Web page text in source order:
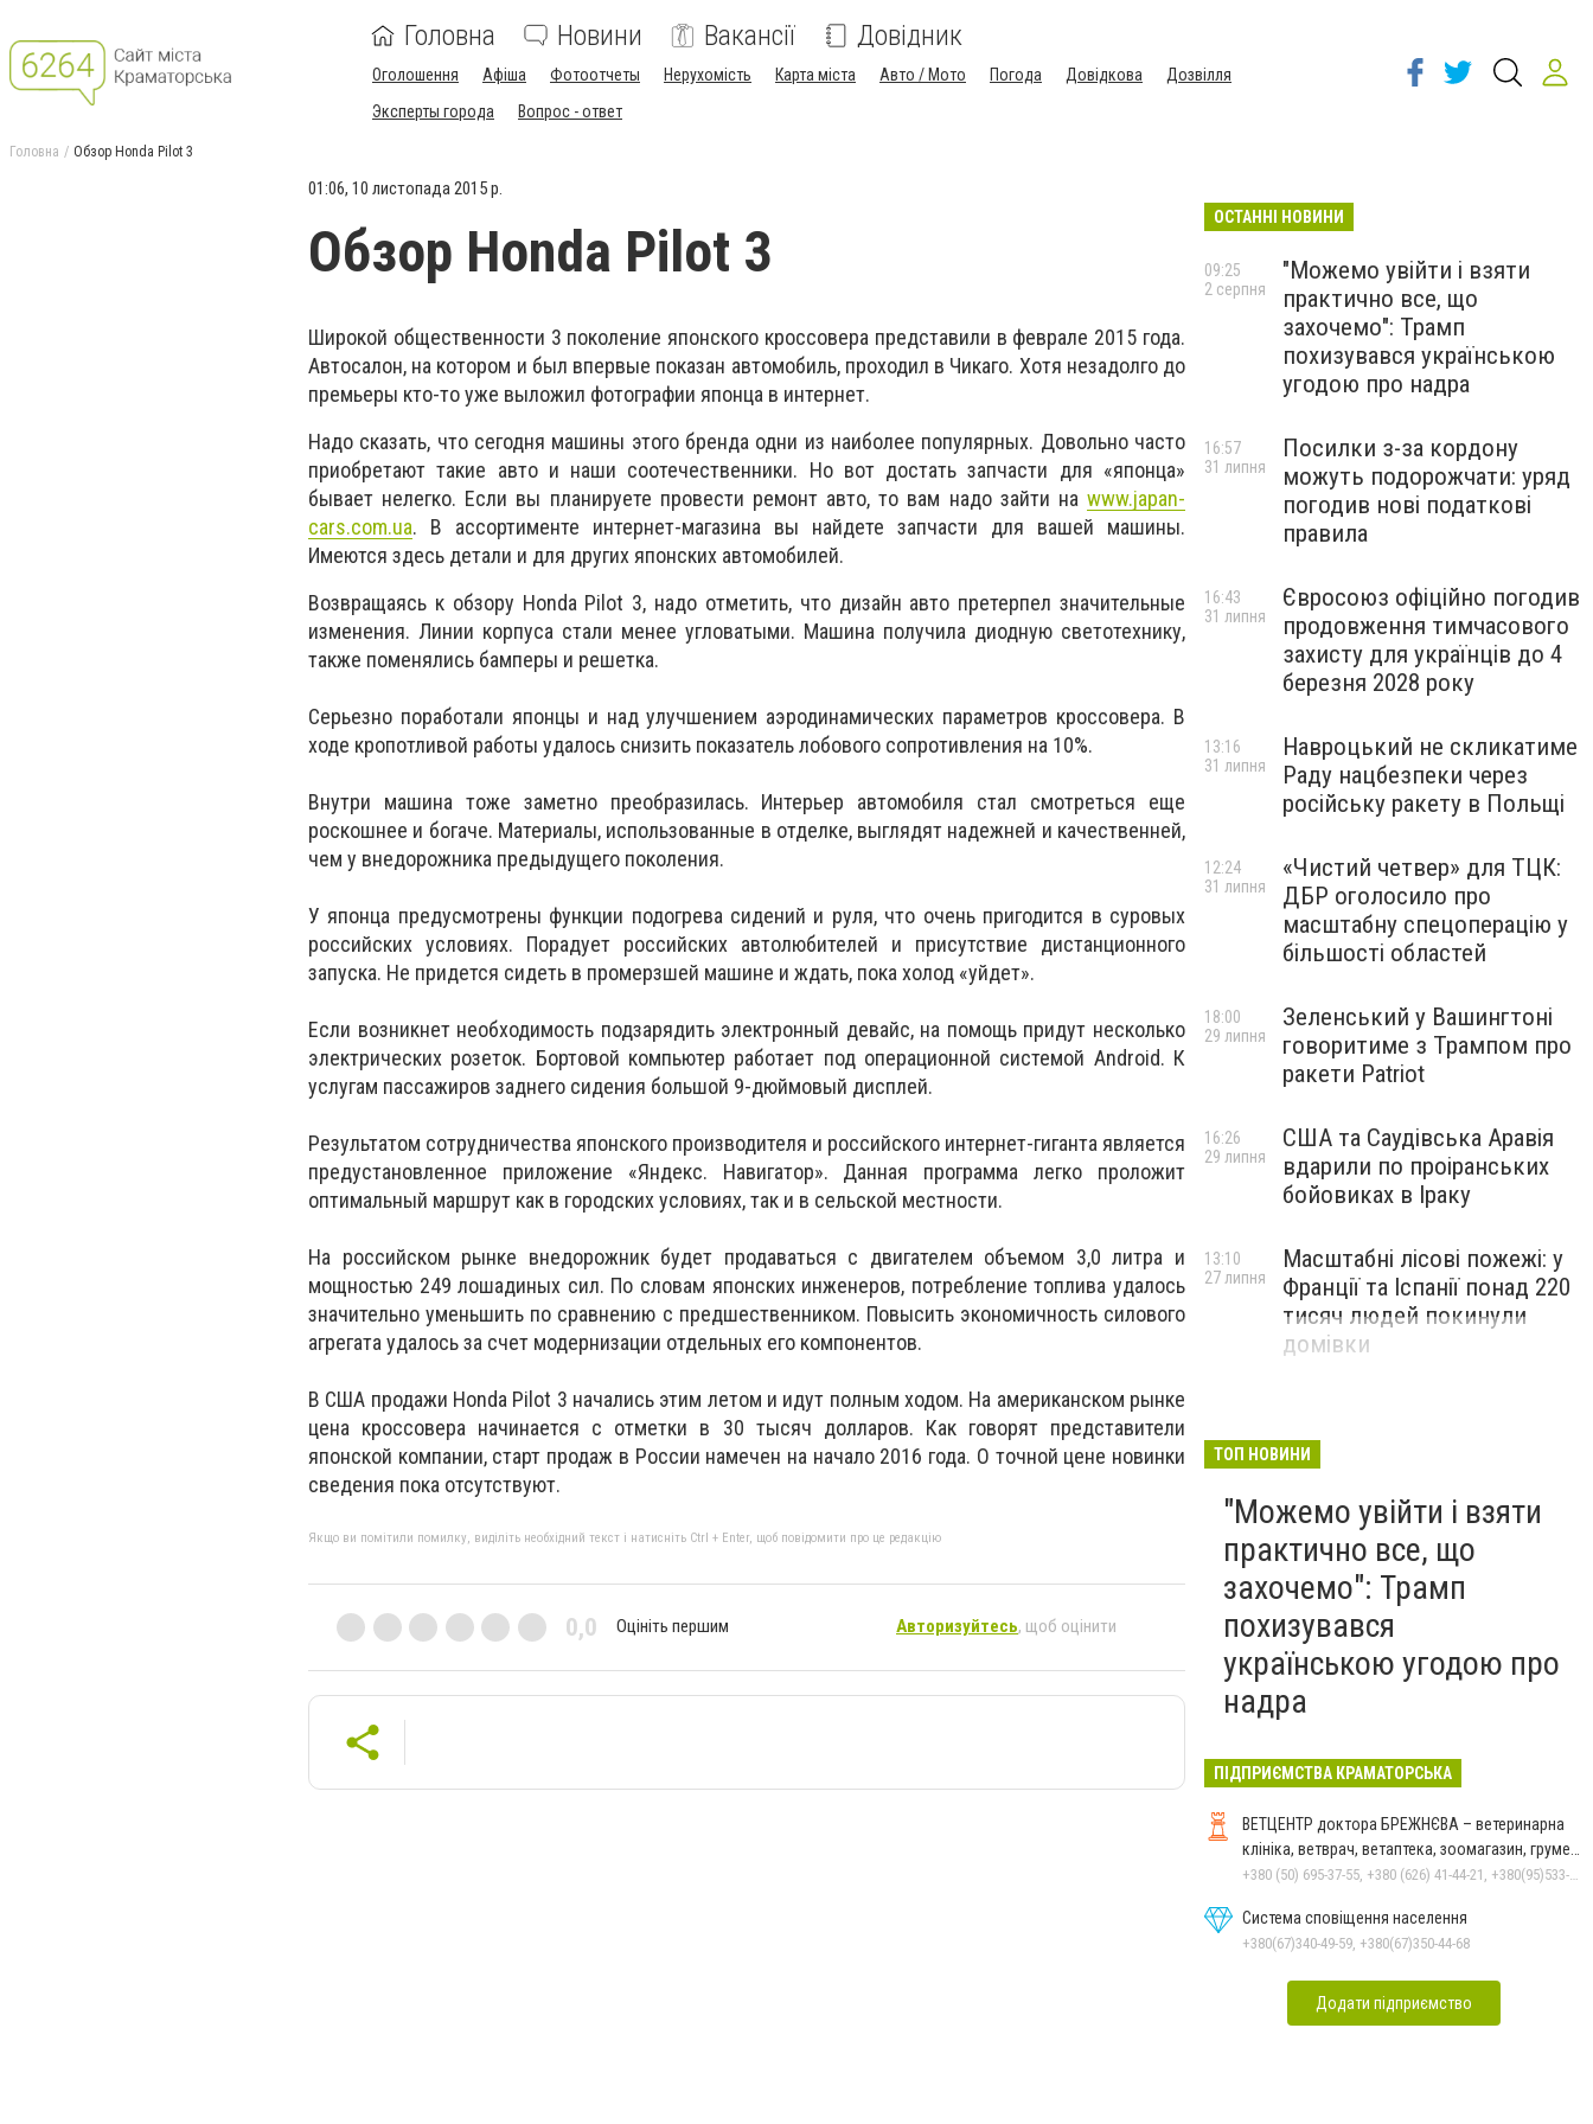
Головна Новини Вакансії Довідник
Оголошення Афіша Фотоотчеты Нерухомість Карта міста Авто / Мото Погода Довідкова
Дозвілля
Эксперты города
Вопрос - ответ
Головна Обзор Honda Pilot 3
01:06, 10 листопада 2015 р.
Обзор Honda Pilot 3
Широкой общественности 3 поколение японского кроссовера представили в феврале 2015 года.
Автосалон, на котором и был впервые показан автомобиль, проходил в Чикаго. Хотя незадолго до
премьеры кто-то уже выложил фотографии японца в интернет.
Надо сказать, что сегодня машины этого бренда одни из наиболее популярных. Довольно часто
приобретают такие авто и наши соотечественники. Но вот достать запчасти для «японца»
бывает нелегко. Если вы планируете провести ремонт авто, то вам надо зайти на www.japan-
cars.com.ua. В ассортименте интернет-магазина вы найдете запчасти для вашей машины.
Имеются здесь детали и для других японских автомобилей.
Возвращаясь к обзору Honda Pilot 3, надо отметить, что дизайн авто претерпел значительные
изменения. Линии корпуса стали менее угловатыми. Машина получила диодную светотехнику,
также поменялись бамперы и решетка.
Серьезно поработали японцы и над улучшением аэродинамических параметров кроссовера. В
ходе кропотливой работы удалось снизить показатель лобового сопротивления на 10%.
Внутри машина тоже заметно преобразилась. Интерьер автомобиля стал смотреться еще
роскошнее и богаче. Материалы, использованные в отделке, выглядят надежней и качественней,
чем у внедорожника предыдущего поколения.
У японца предусмотрены функции подогрева сидений и руля, что очень пригодится в суровых
российских условиях. Порадует российских автолюбителей и присутствие дистанционного
запуска. Не придется сидеть в промерзшей машине и ждать, пока холод «уйдет».
Если возникнет необходимость подзарядить электронный девайс, на помощь придут несколько
электрических розеток. Бортовой компьютер работает под операционной системой Android. К
услугам пассажиров заднего сидения большой 9-дюймовый дисплей.
Результатом сотрудничества японского производителя и российского интернет-гиганта является
предустановленное приложение «Яндекс. Навигатор». Данная программа легко проложит
оптимальный маршрут как в городских условиях, так и в сельской местности.
На российском рынке внедорожник будет продаваться с двигателем объемом 3,0 литра и
мощностью 249 лошадиных сил. По словам японских инженеров, потребление топлива удалось
значительно уменьшить по сравнению с предшественником. Повысить экономичность силового
агрегата удалось за счет модернизации отдельных его компонентов.
В США продажи Honda Pilot 3 начались этим летом и идут полным ходом. На американском рынке
цена кроссовера начинается с отметки в 30 тысяч долларов. Как говорят представители
японской компании, старт продаж в России намечен на начало 2016 года. О точной цене новинки
сведения пока отсутствуют.
Якщо ви помітили помилку, виділіть необхідний текст і натисніть Ctrl + Enter, щоб повідомити про це редакцію
0,0 Оцініть першим Авторизуйтесь, щоб оцінити
ОСТАННІ НОВИНИ
"Можемо увійти і взяти
практично все, що
захочемо": Трамп
похизувався українською
угодою про надра
09:25
2 серпня
Посилки з-за кордону
можуть подорожчати: уряд
погодив нові податкові
правила
16:57
31 липня
Євросоюз офіційно погодив
продовження тимчасового
захисту для українців до 4
березня 2028 року
16:43
31 липня
Навроцький не скликатиме
Раду нацбезпеки через
російську ракету в Польщі
13:16
31 липня
«Чистий четвер» для ТЦК:
ДБР оголосило про
масштабну спецоперацію у
більшості областей
12:24
31 липня
Зеленський у Вашингтоні
говоритиме з Трампом про
ракети Patriot
18:00
29 липня
США та Саудівська Аравія
вдарили по проіранських
бойовиках в Іраку
16:26
29 липня
Масштабні лісові пожежі: у
Франції та Іспанії понад 220
тисяч людей покинули
домівки
13:10
27 липня
ТОП НОВИНИ
"Можемо увійти і взяти
практично все, що
захочемо": Трамп
похизувався
українською угодою про
надра
ПІДПРИЄМСТВА КРАМАТОРСЬКА
ВЕТЦЕНТР доктора БРЕЖНЄВА – ветеринарна
клініка, ветврач, ветаптека, зоомагазин, грумер,
стрижки.
+380 (50) 695-37-55, +380 (626) 41-44-21, +380(95)533-90-03
Система сповіщення населення
+380(67)340-49-59, +380(67)350-44-68
Додати підприємство